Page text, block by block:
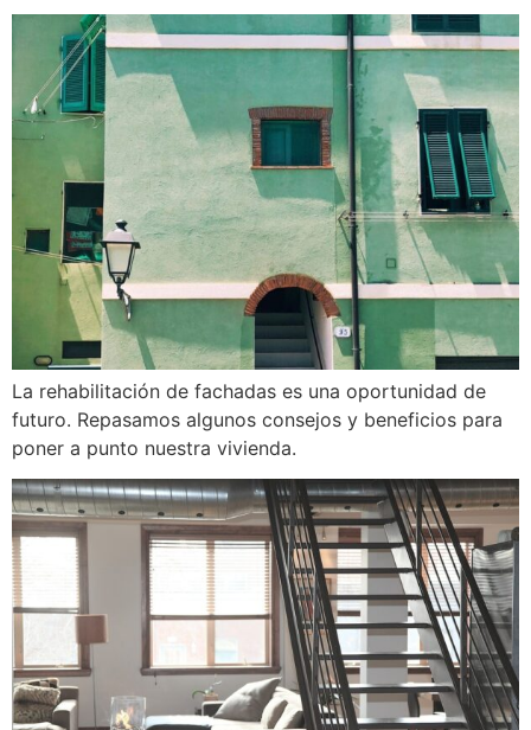
La rehabilitación de fachadas es una oportunidad de
futuro. Repasamos algunos consejos y beneficios para
poner a punto nuestra vivienda.